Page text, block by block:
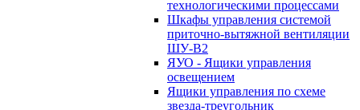
технологическими процессами
Шкафы управления системой
приточно-вытяжной вентиляции
ШУ-В2
ЯУО - Ящики управления
освещением
Ящики управления по схеме
звезда-треугольник